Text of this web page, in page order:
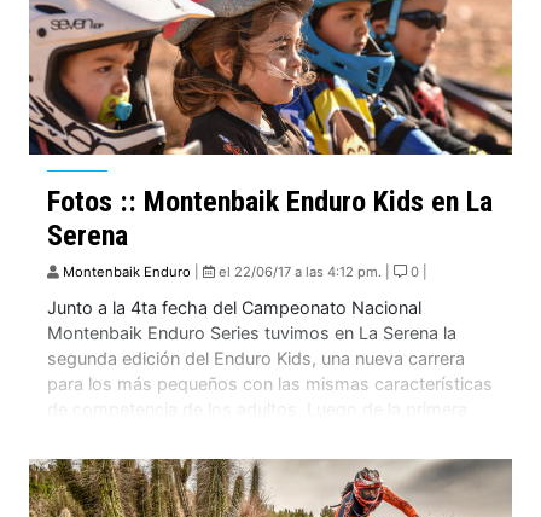
Fotos :: Montenbaik Enduro Kids en La
Serena
Montenbaik Enduro el 22/06/17 a las 4:12 pm. | 0 |
Junto a la 4ta fecha del Campeonato Nacional
Montenbaik Enduro Series tuvimos en La Serena la
segunda edición del Enduro Kids, una nueva carrera
para los más pequeños con las mismas características
de competencia de los adultos. Luego de la primera
que se llevó a cabo […]